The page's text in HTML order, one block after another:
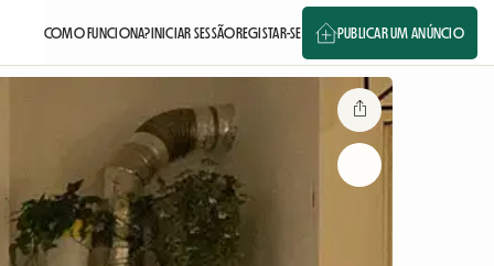
COMO FUNCIONA?INICIAR SESSÃOREGISTAR-SE PUBLICAR UM ANÚNCIO